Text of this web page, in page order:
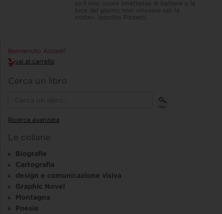
se il mio cuore smettesse di battere o la
luce del giorno non vincesse più la
notte», Ippolito Pizzetti.
Benvenuto Accedi!
vai al carrello
Cerca un libro
Ricerca avanzata
Le collane
Biografie
Cartografia
design e comunicazione visiva
Graphic Novel
Montagna
Poesia